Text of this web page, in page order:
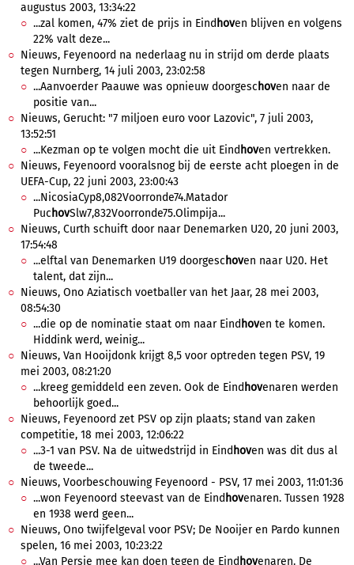
augustus 2003, 13:34:22
...zal komen, 47% ziet de prijs in Eind hoven blijven en volgens
22% valt deze...
Nieuws, Feyenoord na nederlaag nu in strijd om derde plaats
tegen Nurnberg, 14 juli 2003, 23:02:58
...Aanvoerder Paauwe was opnieuw doorgesc hoven naar de
positie van...
Nieuws, Gerucht: "7 miljoen euro voor Lazovic", 7 juli 2003,
13:52:51
...Kezman op te volgen mocht die uit Eind hoven vertrekken.
Nieuws, Feyenoord vooralsnog bij de eerste acht ploegen in de
UEFA-Cup, 22 juni 2003, 23:00:43
...NicosiaCyp8,082Voorronde74.Matador
Puc hovSlw7,832Voorronde75.Olimpija...
Nieuws, Curth schuift door naar Denemarken U20, 20 juni 2003,
17:54:48
...elftal van Denemarken U19 doorgesc hoven naar U20. Het
talent, dat zijn...
Nieuws, Ono Aziatisch voetballer van het Jaar, 28 mei 2003,
08:54:30
...die op de nominatie staat om naar Eind hoven te komen.
Hiddink werd, weinig...
Nieuws, Van Hooijdonk krijgt 8,5 voor optreden tegen PSV, 19
mei 2003, 08:21:20
...kreeg gemiddeld een zeven. Ook de Eind hovenaren werden
behoorlijk goed...
Nieuws, Feyenoord zet PSV op zijn plaats; stand van zaken
competitie, 18 mei 2003, 12:06:22
...3-1 van PSV. Na de uitwedstrijd in Eind hoven was dit dus al
de tweede...
Nieuws, Voorbeschouwing Feyenoord - PSV, 17 mei 2003, 11:01:36
...won Feyenoord steevast van de Eind hovenaren. Tussen 1928
en 1938 werd geen...
Nieuws, Ono twijfelgeval voor PSV; De Nooijer en Pardo kunnen
spelen, 16 mei 2003, 10:23:22
...Van Persie mee kan doen tegen de Eind hovenaren. De